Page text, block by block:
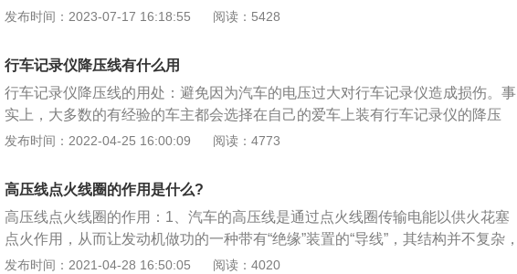
适用的5V电压。如果选择接点烟器取电，则不需要用到降压线，可以直接用电源
车记录仪后，能够记录汽车行驶全过程的视频图像和声音，可为交通事故提供证
据。喜欢自驾游的人，还可以用来记录征服艰难险阻的过程。
发布时间：2023-07-17 16:18:55 阅读：5428
行车记录仪降压线有什么用
行车记录仪降压线的用处：避免因为汽车的电压过大对行车记录仪造成损伤。事
实上，大多数的有经验的车主都会选择在自己的爱车上装有行车记录仪的降压
线。事实上，大多数的有经验的车主都会选择在自己的爱车上装有行车记录仪的
的想法，因为这个降压线的存在可以减少行车记录仪的损害，甚至可以延长行车
记录仪的使用寿命。此外，车主最好就是给自己的爱车安装行车记录仪，因为这
么做可以让车主在处理事故的时候更加简单。
发布时间：2022-04-25 16:00:09 阅读：4773
高压线点火线圈的作用是什么?
高压线点火线圈的作用：1、汽车的高压线是通过点火线圈传输电能以供火花塞
点火作用，从而让发动机做功的一种带有“绝缘”装置的“导线”，其结构并不复杂，
在内部的金属导线外通过生产工艺在外部包上一层高强度绝缘体；2、能在较
发布时间：2021-04-28 16:50:05 阅读：4020